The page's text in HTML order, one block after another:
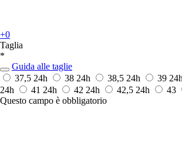
+0
Taglia
*
Guida alle taglie
37,5 24h 38 24h 38,5 24h 39 24h
24h
41 24h 42 24h 42,5 24h 43
Questo campo è obbligatorio